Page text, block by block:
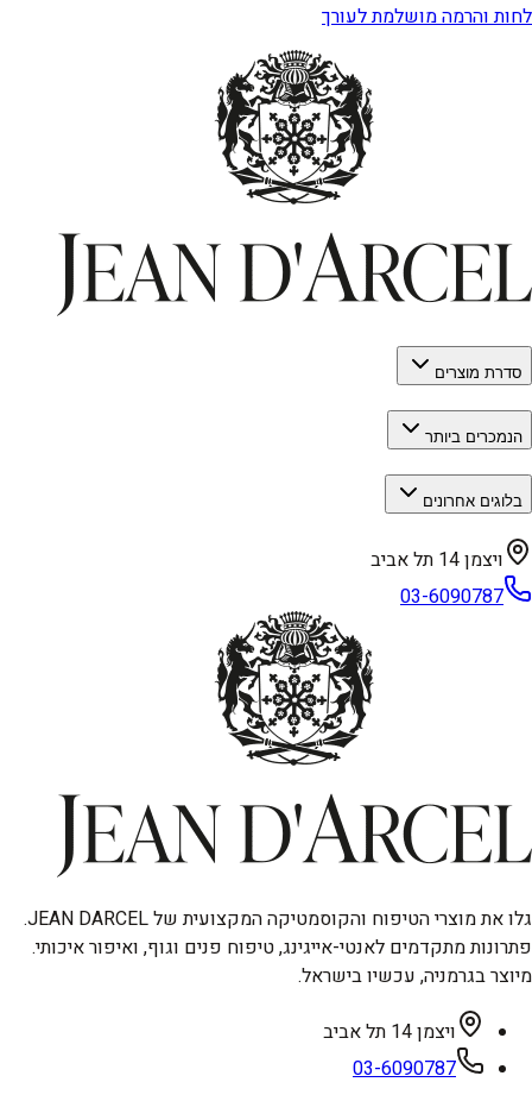
לחות והרמה מושלמת לעורך
סדרת מוצרים
הנמכרים ביותר
בלוגים אחרונים
ויצמן 14 תל אביב
03-6090787
גלו את מוצרי הטיפוח והקוסמטיקה המקצועית של JEAN DARCEL.
פתרונות מתקדמים לאנטי-אייגינג, טיפוח פנים וגוף, ואיפור איכותי.
מיוצר בגרמניה, עכשיו בישראל.
ויצמן 14 תל אביב
03-6090787